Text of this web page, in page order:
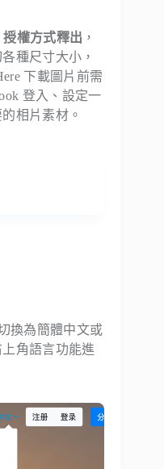
權方式釋出 ，
種尺寸大小，
下載圖片前需
登入、設定一
相片素材。
換為簡體中文或
角語言功能進